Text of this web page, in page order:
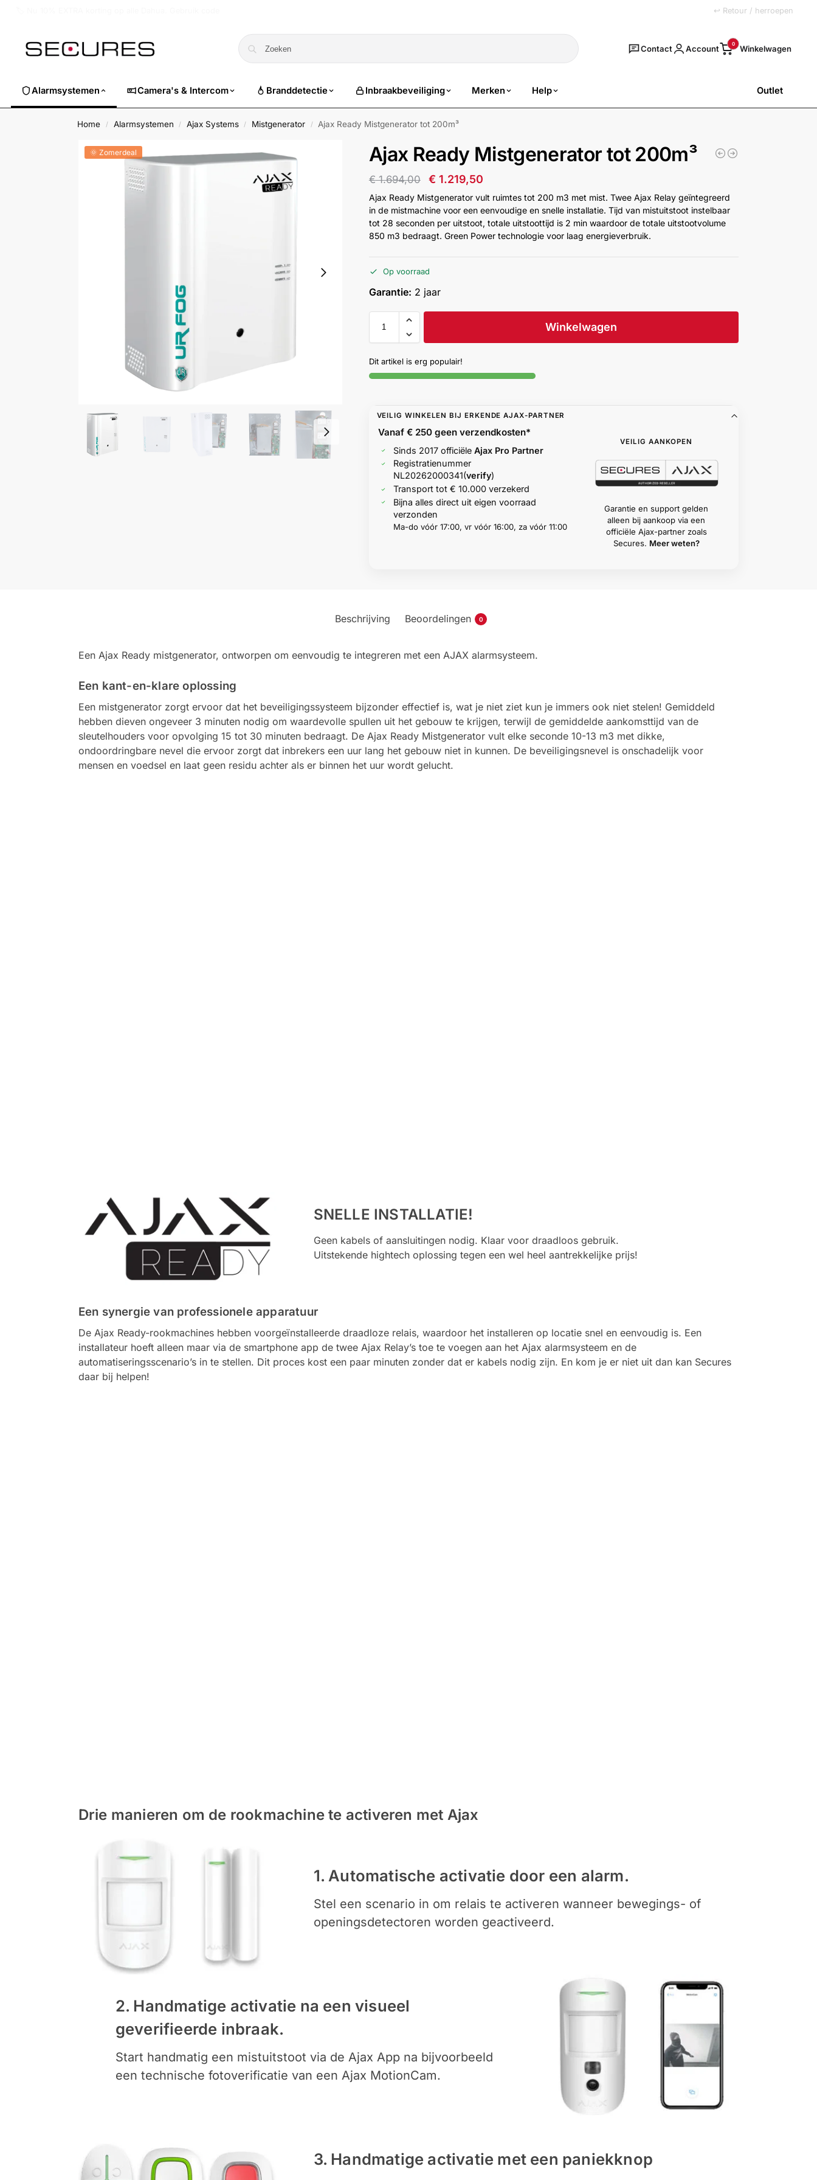
↩ Retour / herroepen
Zoeken
Contact Account 0
Alarmsystemen Camera's & Intercom Branddetectie Inbraakbeveiliging Merken Help Outlet
Home / Alarmsystemen / Ajax Systems / Mistgenerator / Ajax Ready Mistgenerator tot 200m³
🌞 Zomerdeal Ajax Ready Mistgenerator tot 200m³
€1.694,00 € 1.219,50
Ajax Ready Mistgenerator vult ruimtes tot 200 m3 met mist. Twee Ajax Relay geïntegreerd
in de mistmachine voor een eenvoudige en snelle installatie. Tijd van mistuitstoot instelbaar
tot 28 seconden per uitstoot, totale uitstoottijd is 2 min waardoor de totale uitstootvolume
850 m3 bedraagt. Green Power technologie voor laag energieverbruik.
Op voorraad
Garantie: 2 jaar
Winkelwagen
Dit artikel is erg populair!
VEILIG WINKELEN BIJ ERKENDE AJAX-PARTNER
Vanaf € 250 geenverzendkosten*
Sinds 2017 officiële Ajax Pro Partner
Registratienummer
NL20262000341(verify)
Transport tot € 10.000 verzekerd
Bijna alles direct uit eigen voorraad
verzonden
Ma-do vóór 17:00, vr vóór 16:00, za vóór 11:00
VEILIG AANKOPEN
Garantie en support gelden
alleen bij aankoop via een
officiële Ajax-partner zoals
Secures. Meer weten?
Beschrijving Beoordelingen 0
Een Ajax Ready mistgenerator, ontworpen om eenvoudig te integreren met een AJAX alarmsysteem.
Een kant-en-klare oplossing
Een mistgenerator zorgt ervoor dat het beveiligingssysteem bijzonder effectief is, wat je niet ziet kun je immers ook niet stelen! Gemiddeld
hebben dieven ongeveer 3 minuten nodig om waardevolle spullen uit het gebouw te krijgen, terwijl de gemiddelde aankomsttijd van de
sleutelhouders voor opvolging 15 tot 30 minuten bedraagt. De Ajax Ready Mistgenerator vult elke seconde 10-13 m3 met dikke,
ondoordringbare nevel die ervoor zorgt dat inbrekers een uur lang het gebouw niet in kunnen. De beveiligingsnevel is onschadelijk voor
mensen en voedsel en laat geen residu achter als er binnen het uur wordt gelucht.
SNELLE INSTALLATIE!
Geen kabels of aansluitingen nodig. Klaar voor draadloos gebruik.
Uitstekende hightech oplossing tegen een wel heel aantrekkelijke prijs!
Een synergie van professionele apparatuur
De Ajax Ready-rookmachines hebben voorgeïnstalleerde draadloze relais, waardoor het installeren op locatie snel en eenvoudig is. Een
installateur hoeft alleen maar via de smartphone app de twee Ajax Relay’s toe te voegen aan het Ajax alarmsysteem en de
automatiseringsscenario’s in te stellen. Dit proces kost een paar minuten zonder dat er kabels nodig zijn. En kom je er niet uit dan kan Secures
daar bij helpen!
Drie manieren om de rookmachine te activeren met Ajax
1. Automatische activatie door een alarm.
Stel een scenario in om relais te activeren wanneer bewegings- of
openingsdetectoren worden geactiveerd.
2. Handmatige activatie na een visueel
geverifieerde inbraak.
Start handmatig een mistuitstoot via de Ajax App na bijvoorbeeld
een technische fotoverificatie van een Ajax MotionCam.
3. Handmatige activatie met een paniekknop